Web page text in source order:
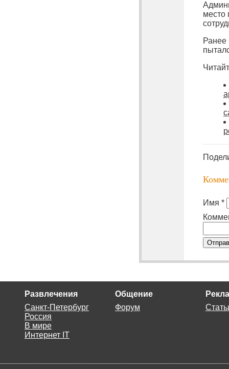
место
Ранее
Имя *
Развлечения
Санкт-Петербург
Россия
В мире
Интернет IT
Общение
Форум